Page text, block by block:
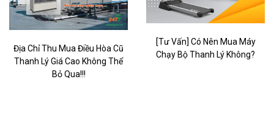
Địa Chỉ Thu Mua Điều Hòa Cũ
Thanh Lý Giá Cao Không Thể
Bỏ Qua!!!
[Tư Vấn] Có Nên Mua Máy
Chạy Bộ Thanh Lý Không?